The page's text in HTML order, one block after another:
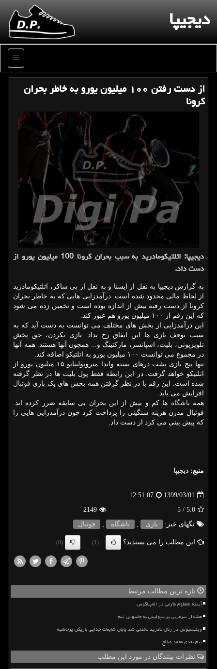
دیجیپا
منو
از دست رفتن ۱۰۰ میلیون یورو به خاطر بحران
كرونا
دیجیپا: اتلتیكومادرید به سبب بحران كرونا 100 میلیون یورو از
دست داد.
به گزارش دیجیپا به نقل از ایسنا و به نقل از بی ساکر، اتلتیکومادرید
از لحاظ مالی محدود شده است. درآمدزایی هایی که به خاطر بحران
کرونا از دست رفته بیش از اندازه بوده است و تخمین زده می شود
که این رقم از ۱۰۰ میلیون یورو هم عبور کند.
این درآمدزایی از بخش های مختلف می توانست به دست آید که به
سبب توقف بازی ها این اتفاق رخ نداد. بازی نکردن، حق پخش
تلویزیونی، بلیت، اسپانسر، مارکتینگ و... همچون آنها هستند. همه آنها
در مجموع می توانست ۱۰۰ میلیون یورو به اتلتیکو اضافه کند.
تنها پنج بازی پشت درهای بسته واندا متروپولیتانو ۱۵ میلیون یورو از
اتلتیکو خواهد گرفت. در این رابطه فقط پول بلیت ها در نظر گرفته
شده است. این رقم با در نظر گرفتن همه بخش های یک بازی فوتبال
افزایش می یابد.
همه باشگاه ها کم و بیش از این بحران بی سابقه ضرر کرده اند.
فوتبال مدرن هزینه سنگینی را پرداخت کرد چون درآمدزایی هایی را
که پیش بینی می کرد از دست داد.
منبع: دیجیپا
1399/03/01
12:51:07
5.0
/ 5
2149
تگهای خبر:
بازی , باشگاه , فوتبال
این مطلب را می پسندید؟ (1)
(0)
تازه ترین مطالب مرتبط
آینده نامعلوم طارمی در المپیاکوس
هشدار سرمربی پرسپولیس به جاسوس تیم
وینیسیوس در رئال مادرید ماندنی شد پایان شایعات جدایی بازیکن پرحاشیه
تیم بعدی محمد صلاح
نظرات بینندگان در مورد این مطلب